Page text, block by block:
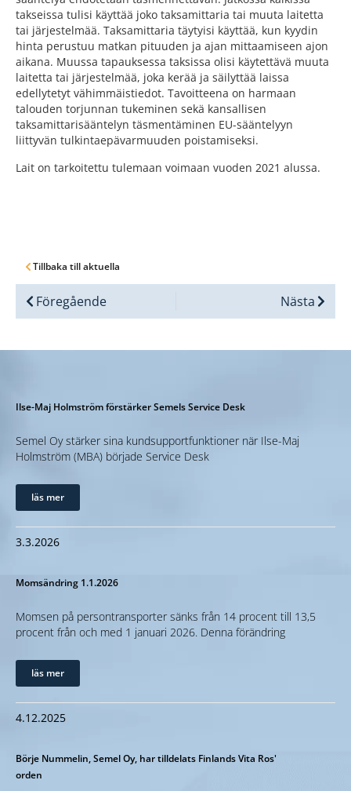
takseissa tulisi käyttää joko taksamittaria tai muuta laitetta
tai järjestelmää. Taksamittaria täytyisi käyttää, kun kyydin
hinta perustuu matkan pituuden ja ajan mittaamiseen ajon
aikana. Muussa tapauksessa taksissa olisi käytettävä muuta
laitetta tai järjestelmää, joka kerää ja säilyttää laissa
edellytetyt vähimmäistiedot. Tavoitteena on harmaan
talouden torjunnan tukeminen sekä kansallisen
taksamittarisääntelyn täsmentäminen EU-sääntelyyn
liittyvän tulkintaepävarmuuden poistamiseksi.
Lait on tarkoitettu tulemaan voimaan vuoden 2021 alussa.
Tillbaka till aktuella
Föregående Nästa
Ilse-Maj Holmström förstärker Semels Service Desk
Semel Oy stärker sina kundsupportfunktioner när Ilse-Maj
Holmström (MBA) började Service Desk
läs mer
3.3.2026
Momsändring 1.1.2026
Momsen på persontransporter sänks från 14 procent till 13,5
procent från och med 1 januari 2026. Denna förändring
läs mer
4.12.2025
Börje Nummelin, Semel Oy, har tilldelats Finlands Vita Ros'
orden